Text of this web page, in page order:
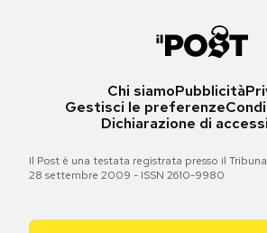
Chi siamoPubblicità
Gestisci le preferenze
Dichiarazione di
Il Post è una testata registrata presso il
28 settembre 2009 - ISSN 2610-9980